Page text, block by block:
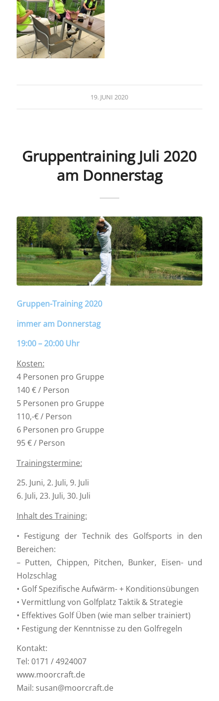
19. JUNI 2020
Gruppentraining Juli 2020
am Donnerstag
Gruppen-Training 2020
immer am Donnerstag
19:00 – 20:00 Uhr
Kosten:
4 Personen pro Gruppe
140 € / Person
5 Personen pro Gruppe
110,-€ / Person
6 Personen pro Gruppe
95 € / Person
Trainingstermine:
25. Juni, 2. Juli, 9. Juli
6. Juli, 23. Juli, 30. Juli
Inhalt des Training:
• Festigung der Technik des Golfsports in den
Bereichen:
– Putten, Chippen, Pitchen, Bunker, Eisen- und
Holzschlag
• Golf Spezifische Aufwärm- + Konditionsübungen
• Vermittlung von Golfplatz Taktik & Strategie
• Effektives Golf Üben (wie man selber trainiert)
• Festigung der Kenntnisse zu den Golfregeln
Kontakt:
Tel: 0171 / 4924007
www.moorcraft.de
Mail: susan@moorcraft.de